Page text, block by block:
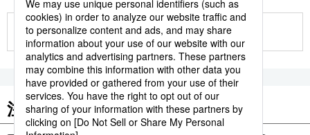
もっと見る
注目のキーワード